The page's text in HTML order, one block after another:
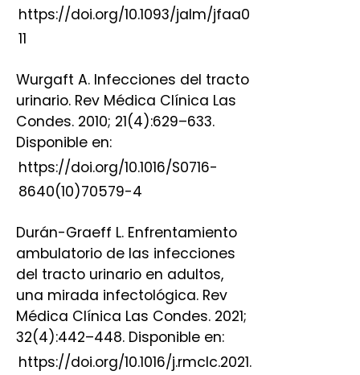
https://doi.org/10.1093/jalm/jfaa0
11
Wurgaft A. Infecciones del tracto
urinario. Rev Médica Clínica Las
Condes. 2010; 21(4):629–633.
Disponible en:
https://doi.org/10.1016/S0716-
8640(10)70579-4
Durán-Graeff L. Enfrentamiento
ambulatorio de las infecciones
del tracto urinario en adultos,
una mirada infectológica. Rev
Médica Clínica Las Condes. 2021;
32(4):442–448. Disponible en:
https://doi.org/10.1016/j.rmclc.2021.